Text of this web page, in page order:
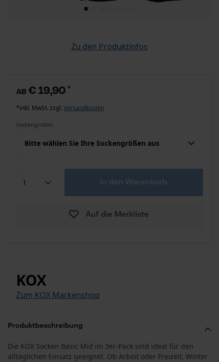
Zu den Produktinfos
ab € 19,90 *
*inkl. MwSt. zzgl. Versandkosten
Sockengrößen
Bitte wählen Sie Ihre Sockengrößen aus
In den Warenkorb
Auf die Merkliste
KOX
Zum KOX Markenshop
Produktbeschreibung
Die KOX Socken Basic Mid im 3er-Pack sind ideal für den
alltäglichen Einsatz geeignet. Ob Arbeit oder Freizeit, Winter